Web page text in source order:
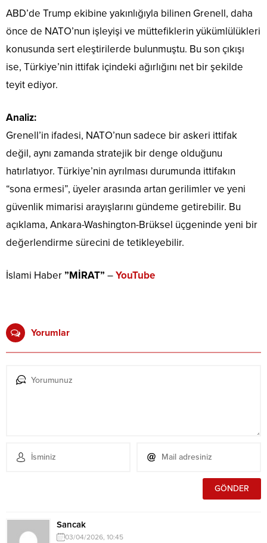
ABD’de Trump ekibine yakınlığıyla bilinen Grenell, daha
önce de NATO’nun işleyişi ve müttefiklerin yükümlülükleri
konusunda sert eleştirilerde bulunmuştu. Bu son çıkışı
ise, Türkiye’nin ittifak içindeki ağırlığını net bir şekilde
teyit ediyor.
Analiz:
Grenell’in ifadesi, NATO’nun sadece bir askeri ittifak
değil, aynı zamanda stratejik bir denge olduğunu
hatırlatıyor. Türkiye’nin ayrılması durumunda ittifakın
“sona ermesi”, üyeler arasında artan gerilimler ve yeni
güvenlik mimarisi arayışlarını gündeme getirebilir. Bu
açıklama, Ankara-Washington-Brüksel üçgeninde yeni bir
değerlendirme sürecini de tetikleyebilir.
İslami Haber”MİRAT” –YouTube
Yorumlar
Sancak
03/04/2026, 10:45